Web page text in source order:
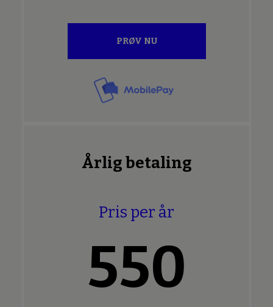
PRØV NU
Årlig betaling
Pris per år
550